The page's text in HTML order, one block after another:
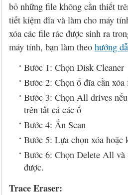
bỏ những file không cần thiết
tiết kiệm đĩa và làm cho máy
xóa các file rác được sinh ra
máy tính, bạn làm theo hướng
Bước 1: Chọn Disk Cleaner
Bước 2: Chọn ổ đĩa cần xóa
Bước 3: Chọn All drives
trên tất cả các ổ
Bước 4: Ấn Scan
Bước 5: Lựa chọn xóa hoặc
Bước 6: Chọn Delete All và
được.
Trace Eraser: